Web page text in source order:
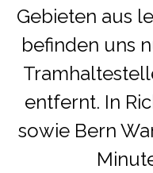
Gebieten aus
befinden uns
entfernt. In
sowie Bern